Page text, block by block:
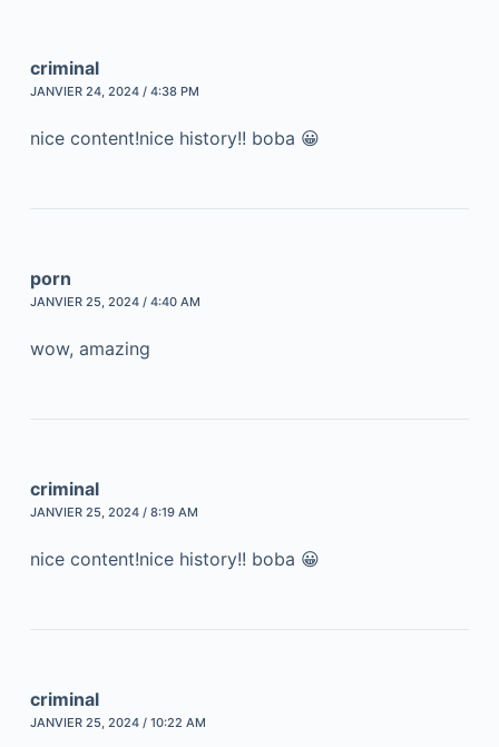
criminal
JANVIER 24, 2024 / 4:38 PM
nice content!nice history!! boba 😀
porn
JANVIER 25, 2024 / 4:40 AM
wow, amazing
criminal
JANVIER 25, 2024 / 8:19 AM
nice content!nice history!! boba 😀
criminal
JANVIER 25, 2024 / 10:22 AM